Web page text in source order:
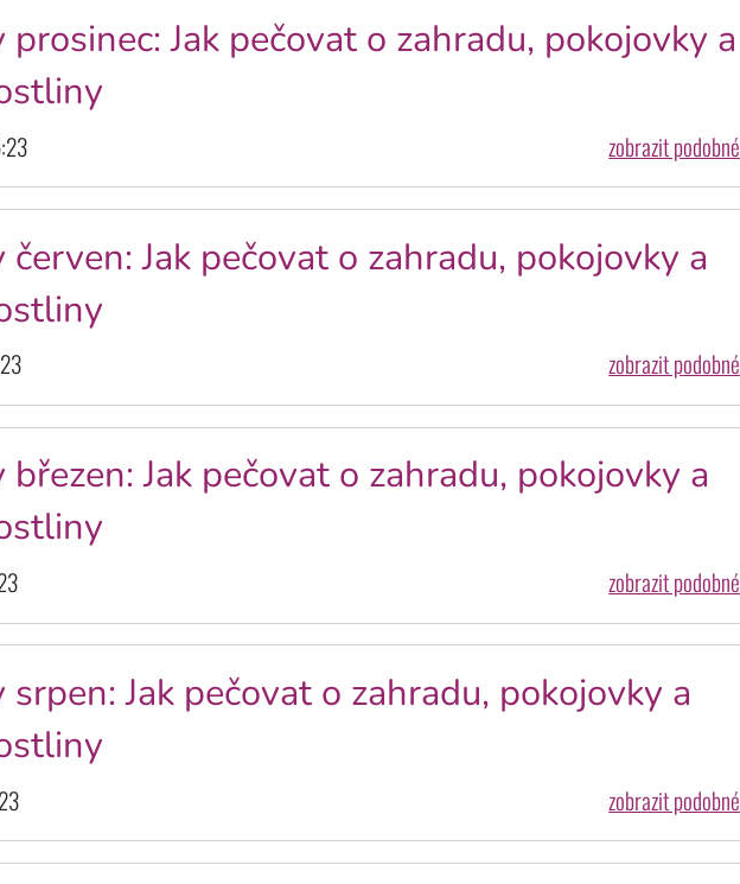
Jak pečovat o zahradu, pokojovky a
zobrazit podobné
Jak pečovat o zahradu, pokojovky a
zobrazit podobné
Jak pečovat o zahradu, pokojovky a
zobrazit podobné
Jak pečovat o zahradu, pokojovky a
zobrazit podobné